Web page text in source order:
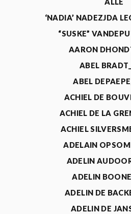
ALLE
‘NADIA’ NADEZJDA
“SUSKE”
AARON
ABEL
ABEL
ACHIEL DE
ACHIEL DE LA
ACHIEL
ADELAIN
ADELIN
ADELIN
ADELIN DE
ADELIN DE